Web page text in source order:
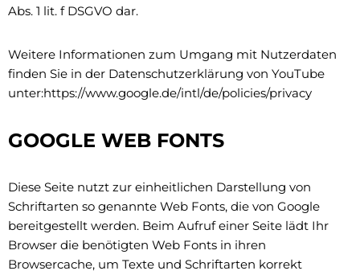
Abs. 1 lit. f DSGVO dar.
Weitere Informationen zum Umgang mit Nutzerdaten
finden Sie in der Datenschutzerklärung von YouTube
unter:https://www.google.de/intl/de/policies/privacy
GOOGLE WEB FONTS
Diese Seite nutzt zur einheitlichen Darstellung von
Schriftarten so genannte Web Fonts, die von Google
bereitgestellt werden. Beim Aufruf einer Seite lädt Ihr
Browser die benötigten Web Fonts in ihren
Browsercache, um Texte und Schriftarten korrekt